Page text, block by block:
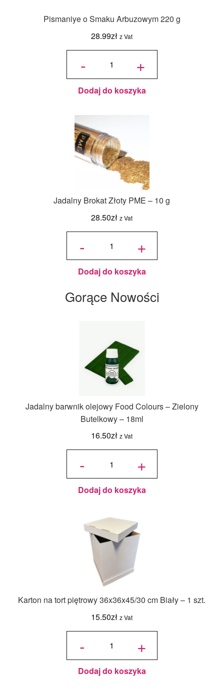
Pismaniye o Smaku Arbuzowym 220 g
28.99zł z Vat
-
ilość
Arbuzowym
220 g +
Dodaj do koszyka
Jadalny Brokat Złoty PME – 10 g
28.50zł z Vat
-
ilość
Złoty
PME -
10 g +
Dodaj do koszyka
Gorące Nowości
Jadalny barwnik olejowy Food Colours – Zielony
Butelkowy – 18ml
16.50zł z Vat
-
ilość
olejowy
Food
Colours -
Zielony
Butelkowy
+
Dodaj do koszyka
Karton na tort piętrowy 36x36x45/30 cm Biały – 1 szt.
15.50zł z Vat
-
ilość Karton
36x36x45/30
cm Biały - 1
szt. +
Dodaj do koszyka